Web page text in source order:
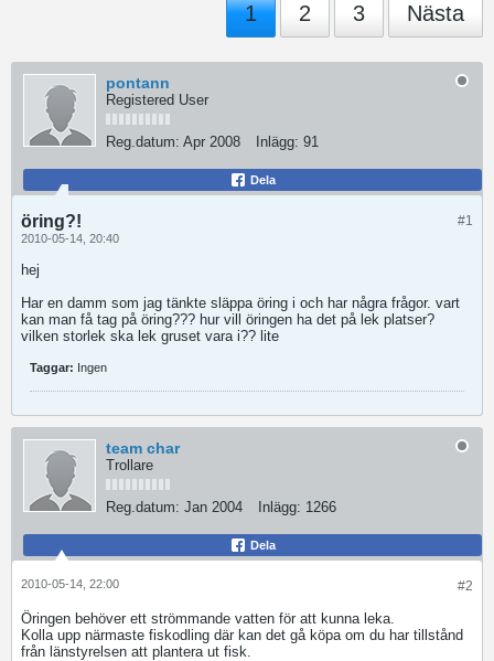
1 2 3 Nästa
pontann
Registered User
Reg.datum: Apr 2008 Inlägg: 91
Dela
#1
öring?!
2010-05-14, 20:40
hej
Har en damm som jag tänkte släppa öring i och har några frågor. vart
kan man få tag på öring??? hur vill öringen ha det på lek platser?
vilken storlek ska lek gruset vara i?? lite
Taggar: Ingen
team char
Trollare
Reg.datum: Jan 2004 Inlägg: 1266
Dela
#2
2010-05-14, 22:00
Öringen behöver ett strömmande vatten för att kunna leka.
Kolla upp närmaste fiskodling där kan det gå köpa om du har tillstånd
från länstyrelsen att plantera ut fisk.